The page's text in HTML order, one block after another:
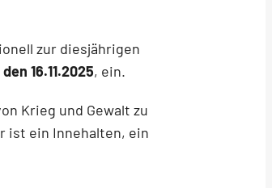
zur diesjährigen
16.11.2025, ein.
Krieg und Gewalt zu
ist ein Innehalten, ein